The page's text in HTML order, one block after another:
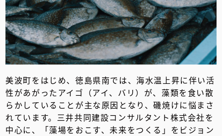
美波町をはじめ、徳島県南では、海水温上昇に伴い活
性があがったアイゴ（アイ、バリ）が、藻類を食い散
らかしていることが主な原因となり、磯焼けに悩まさ
れています。三井共同建設コンサルタント株式会社を
中心に、「藻場をおこす、未来をつくる」をビジョン